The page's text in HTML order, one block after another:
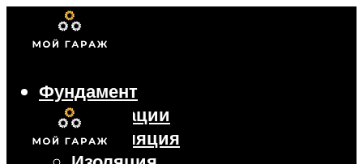
Фундамент
Коммуникации
Вентиляция